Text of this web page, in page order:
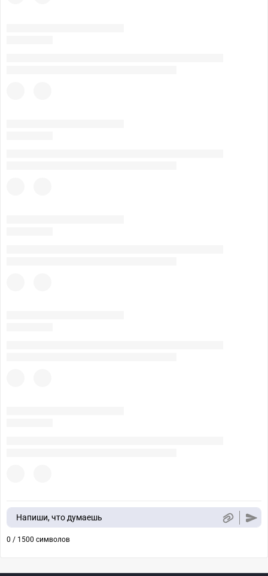
Напиши, что думаешь
0 / 1500 символов